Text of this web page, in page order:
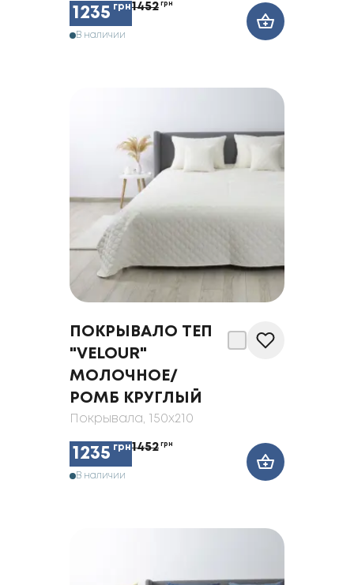
1235 грн1452 грн
В наличии
ПОКРЫВАЛО ТЕП
"VELOUR"
МОЛОЧНОЕ/
РОМБ КРУГЛЫЙ
Покрывала, 150x210
1235 грн1452 грн
В наличии